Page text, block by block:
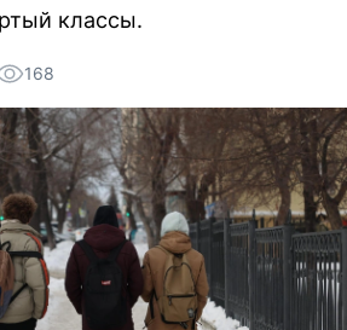
классы.
168